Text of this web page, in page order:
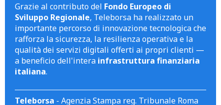
Grazie al contributo del Fondo Europeo di
Sviluppo Regionale, Teleborsa ha realizzato un
importante percorso di innovazione tecnologica che
rafforza la sicurezza, la resilienza operativa e la
qualità dei servizi digitali offerti ai propri clienti —
a beneficio dell'intera infrastruttura finanziaria
italiana.
Teleborsa - Agenzia Stampa reg. Tribunale Roma